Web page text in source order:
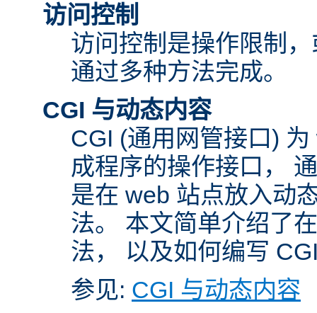
访问控制
访问控制是操作限制
通过多种方法完成。
CGI 与动态内容
CGI (通用网管接口)
成程序的操作接口，
是在 web 站点放入动
法。 本文简单介绍了
法， 以及如何编写
参见: CGI 与动态内容